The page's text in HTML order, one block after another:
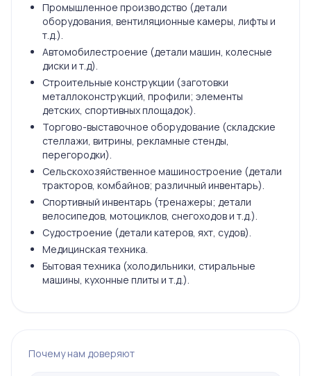
Промышленное производство (детали
оборудования, вентиляционные камеры, лифты и
т.д.).
Автомобилестроение (детали машин, колесные
диски и т.д).
Строительные конструкции (заготовки
металлоконструкций, профили; элементы
детских, спортивных площадок).
Торгово-выставочное оборудование (складские
стеллажи, витрины, рекламные стенды,
перегородки).
Сельскохозяйственное машиностроение (детали
тракторов, комбайнов; различный инвентарь).
Спортивный инвентарь (тренажеры; детали
велосипедов, мотоциклов, снегоходов и т.д.).
Судостроение (детали катеров, яхт, судов).
Медицинская техника.
Бытовая техника (холодильники, стиральные
машины, кухонные плиты и т.д.).
Почему нам доверяют